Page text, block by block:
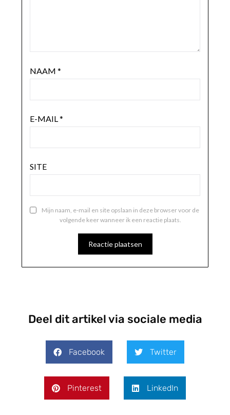
NAAM *
E-MAIL *
SITE
Mijn naam, e-mail en site opslaan in deze browser voor de
volgende keer wanneer ik een reactie plaats.
Deel dit artikel via sociale media
Facebook Twitter
Pinterest LinkedIn